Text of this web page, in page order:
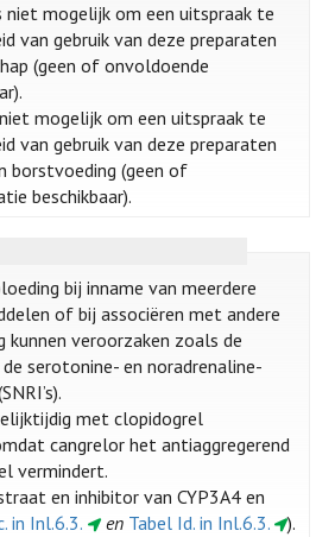
niet mogelijk om een uitspraak te
van gebruik van deze preparaten
(geen of onvoldoende
mogelijk om een uitspraak te
van gebruik van deze preparaten
borstvoeding (geen of
beschikbaar).
bij inname van meerdere
of bij associëren met andere
kunnen veroorzaken zoals de
de serotonine- en noradrenaline-
met clopidogrel
cangrelor het antiaggregerend
vermindert.
en inhibitor van CYP3A4 en
in Inl.6.3. en Tabel Id. in Inl.6.3. ).